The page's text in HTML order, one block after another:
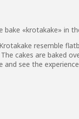
bake «krotakake» in
resemble
cakes are baked
see the